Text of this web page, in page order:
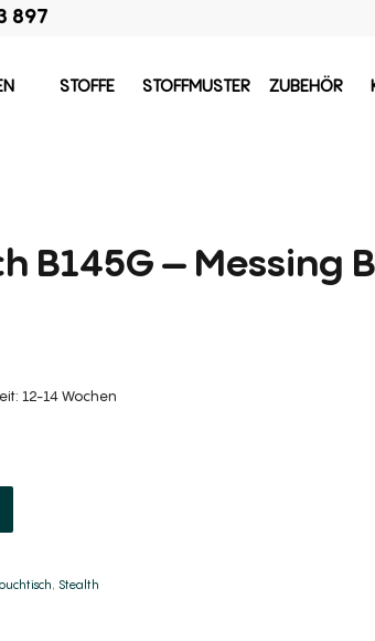
897
STOFFE STOFFMUSTER ZUBEHÖR
B145G – Messing
12-14 Wochen
, Stealth